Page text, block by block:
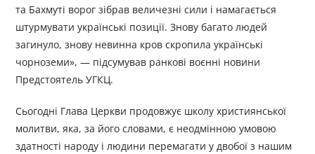
та Бахмуті ворог зібрав величезні сили і намагається
штурмувати українські позиції. Знову багато людей
загинуло, знову невинна кров скропила українські
чорноземи», — підсумував ранкові воєнні новини
Предстоятель УГКЦ.
Сьогодні Глава Церкви продовжує школу християнської
молитви, яка, за його словами, є неодмінною умовою
здатності народу і людини перемагати у двобої з нашим